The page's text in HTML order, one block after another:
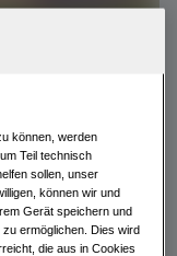
surft auf
Mühlbauer trifft
können, werden
Teil technisch
sollen, unser
können wir und
Gerät speichern und
ermöglichen. Dies wird
die aus in Cookies